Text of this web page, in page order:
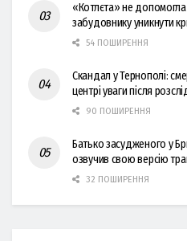
«Котлєта» не
забудовнику уникнути
54 ПОШИРЕННЯ
Скандал у Тернополі:
центрі уваги після
90 ПОШИРЕННЯ
Батько засудженого у
озвучив свою версію
32 ПОШИРЕННЯ